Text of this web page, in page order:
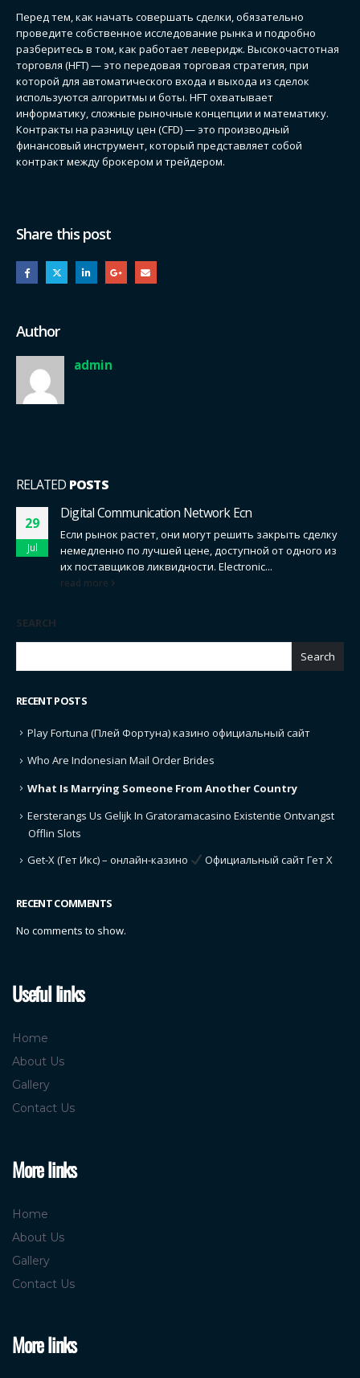
Перед тем, как начать совершать сделки, обязательно
проведите собственное исследование рынка и подробно
разберитесь в том, как работает леверидж. Высокочастотная
торговля (HFT) — это передовая торговая стратегия, при
которой для автоматического входа и выхода из сделок
используются алгоритмы и боты. HFT охватывает
информатику, сложные рыночные концепции и математику.
Контракты на разницу цен (CFD) — это производный
финансовый инструмент, который представляет собой
контракт между брокером и трейдером.
Share this post
Author
admin
RELATED POSTS
29
Jul
Digital Communication Network Ecn
Если рынок растет, они могут решить закрыть сделку
немедленно по лучшей цене, доступной от одного из
их поставщиков ликвидности. Electronic...
read more
SEARCH
Search
RECENT POSTS
Play Fortuna (Плей Фортуна) казино официальный сайт
Who Are Indonesian Mail Order Brides
What Is Marrying Someone From Another Country
Eersterangs Us Gelijk In Gratoramacasino Existentie Ontvangst
Offlin Slots
Get-X (Гет Икс) – онлайн-казино
Официальный сайт Гет Х
RECENT COMMENTS
No comments to show.
Useful links
Home
About Us
Gallery
Contact Us
More links
Home
About Us
Gallery
Contact Us
More links